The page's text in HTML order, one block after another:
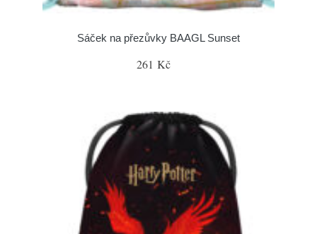
Sáček na přezůvky BAAGL Sunset
261 Kč